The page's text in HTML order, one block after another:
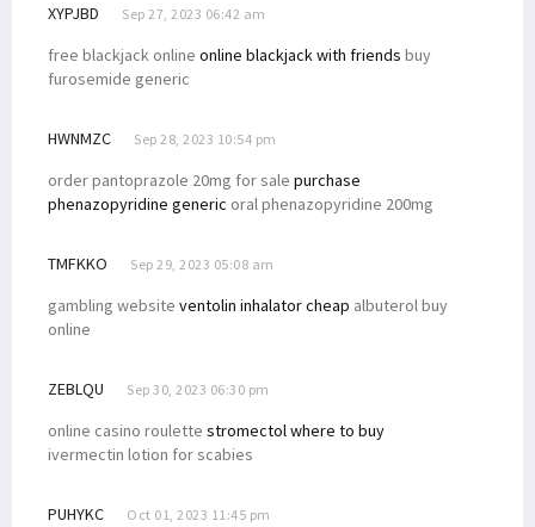
XYPJBD Sep 27, 2023 06:42 am
free blackjack online online blackjack with friends buy
furosemide generic
HWNMZC Sep 28, 2023 10:54 pm
order pantoprazole 20mg for sale purchase
phenazopyridine generic oral phenazopyridine 200mg
TMFKKO Sep 29, 2023 05:08 am
gambling website ventolin inhalator cheap albuterol buy
online
ZEBLQU Sep 30, 2023 06:30 pm
online casino roulette stromectol where to buy
ivermectin lotion for scabies
PUHYKC Oct 01, 2023 11:45 pm